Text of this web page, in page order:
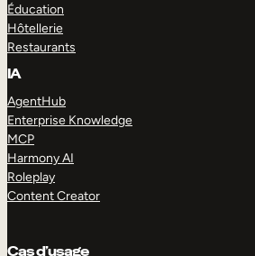
Éducation
Hôtellerie
Restaurants
IA
AgentHub
Enterprise Knowledge
MCP
Harmony AI
Roleplay
Content Creator
Cas d’usage